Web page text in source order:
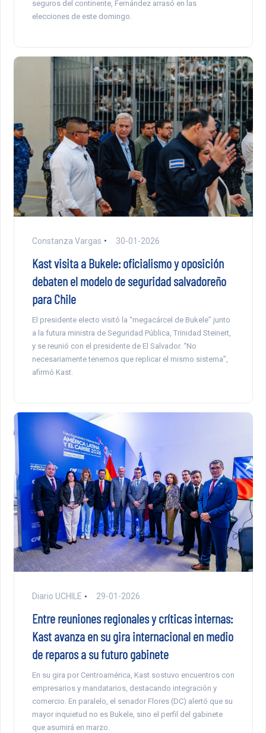
seguros del continente, Fernández arrasó en las
elecciones de este domingo.
Constanza Vargas 30-01-2026
Kast visita a Bukele: oficialismo y oposición
debaten el modelo de seguridad salvadoreño
para Chile
El presidente electo visitó la “megacárcel de Bukele” junto
a la futura ministra de Seguridad Pública, Trinidad Steinert,
y se reunió con el presidente de El Salvador. “No
necesariamente tenemos que replicar el mismo sistema”,
afirmó Kast.
Diario UCHILE 29-01-2026
Entre reuniones regionales y críticas internas:
Kast avanza en su gira internacional en medio
de reparos a su futuro gabinete
En su gira por Centroamérica, Kast sostuvo encuentros con
empresarios y mandatarios, destacando integración y
comercio. En paralelo, el senador Flores (DC) alertó que su
mayor inquietud no es Bukele, sino el perfil del gabinete
que asumirá en marzo.